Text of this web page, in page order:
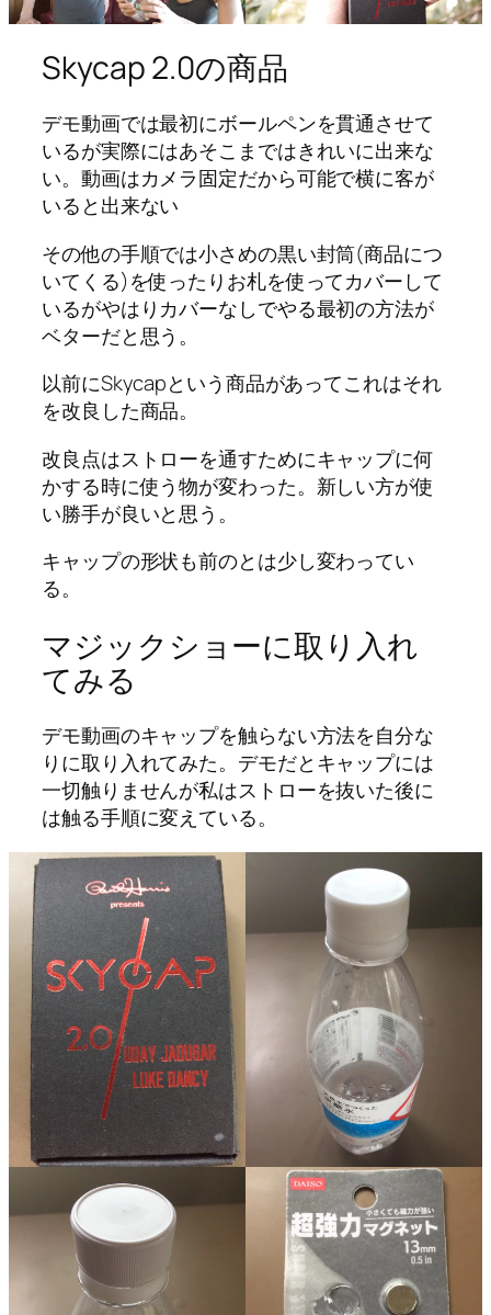
Skycap 2.0の商品
デモ動画では最初にボールペンを貫通させて
いるが実際にはあそこまではきれいに出来な
い。動画はカメラ固定だから可能で横に客が
いると出来ない
その他の手順では小さめの黒い封筒(商品につ
いてくる)を使ったりお札を使ってカバーして
いるがやはりカバーなしでやる最初の方法が
ベターだと思う。
以前にSkycapという商品があってこれはそれ
を改良した商品。
改良点はストローを通すためにキャップに何
かする時に使う物が変わった。新しい方が使
い勝手が良いと思う。
キャップの形状も前のとは少し変わってい
る。
マジックショーに取り入れ
てみる
デモ動画のキャップを触らない方法を自分な
りに取り入れてみた。デモだとキャップには
一切触りませんが私はストローを抜いた後に
は触る手順に変えている。